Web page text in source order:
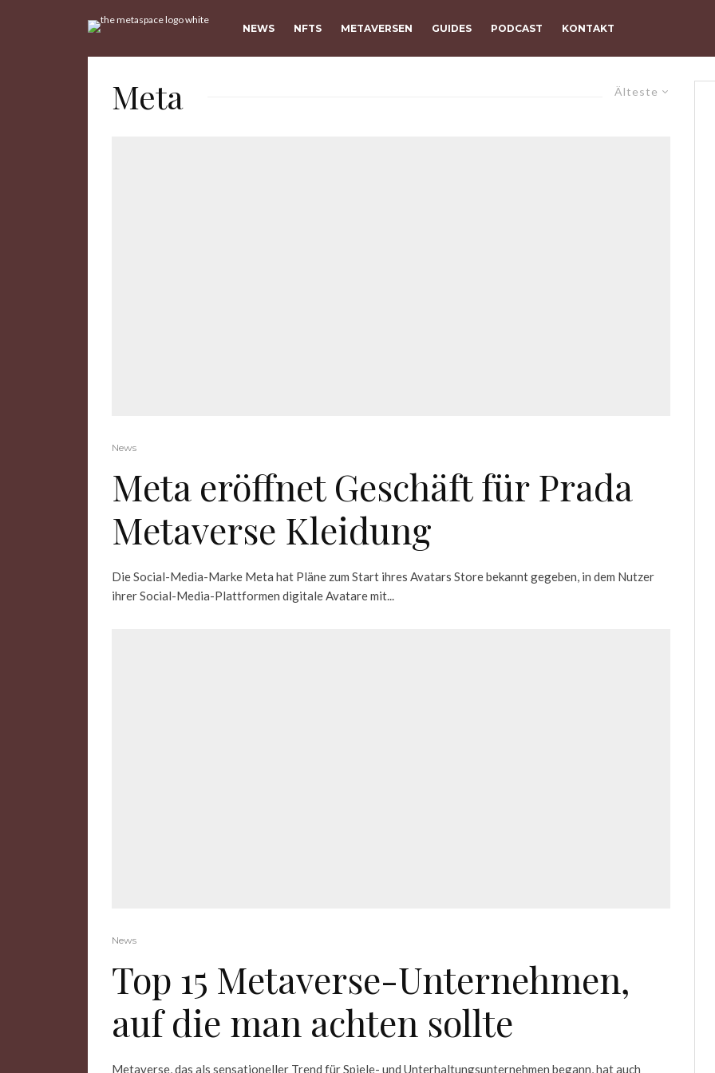
NEWS NFTS METAVERSEN GUIDES PODCAST KONTAKT
Älteste
Meta
News
Meta eröffnet Geschäft für Prada
Metaverse Kleidung
Die Social-Media-Marke Meta hat Pläne zum Start ihres Avatars Store bekannt gegeben, in dem Nutzer
ihrer Social-Media-Plattformen digitale Avatare mit...
News
Top 15 Metaverse-Unternehmen,
auf die man achten sollte
Metaverse, das als sensationeller Trend für Spiele- und Unterhaltungsunternehmen begann, hat auch